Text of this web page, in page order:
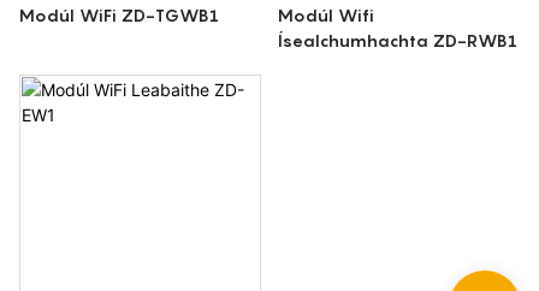
Modúl WiFi ZD-TGWB1
Modúl Wifi
Ísealchumhachta ZD-RWB1